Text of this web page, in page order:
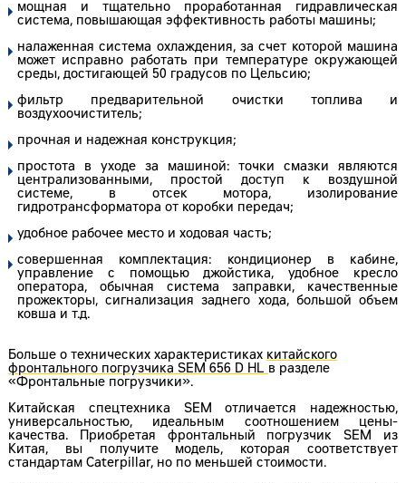
мощная и тщательно проработанная гидравлическая
система, повышающая эффективность работы машины;
налаженная система охлаждения, за счет которой машина
может исправно работать при температуре окружающей
среды, достигающей 50 градусов по Цельсию;
фильтр предварительной очистки топлива и
воздухоочиститель;
прочная и надежная конструкция;
простота в уходе за машиной: точки смазки являются
централизованными, простой доступ к воздушной
системе, в отсек мотора, изолирование
гидротрансформатора от коробки передач;
удобное рабочее место и ходовая часть;
совершенная комплектация: кондиционер в кабине,
управление с помощью джойстика, удобное кресло
оператора, обычная система заправки, качественные
прожекторы, сигнализация заднего хода, большой объем
ковша и т.д.
Больше о технических характеристиках китайского
фронтального погрузчика SEM 656 D HL в разделе
«Фронтальные погрузчики».
Китайская спецтехника SEM отличается надежностью,
универсальностью, идеальным соотношением цены-
качества. Приобретая фронтальный погрузчик SEM из
Китая, вы получите модель, которая соответствует
стандартам Caterpillar, но по меньшей стоимости.